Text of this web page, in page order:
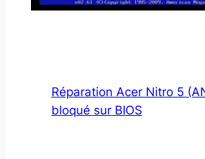
Réparation Acer Nitro 5
bloqué sur BIOS